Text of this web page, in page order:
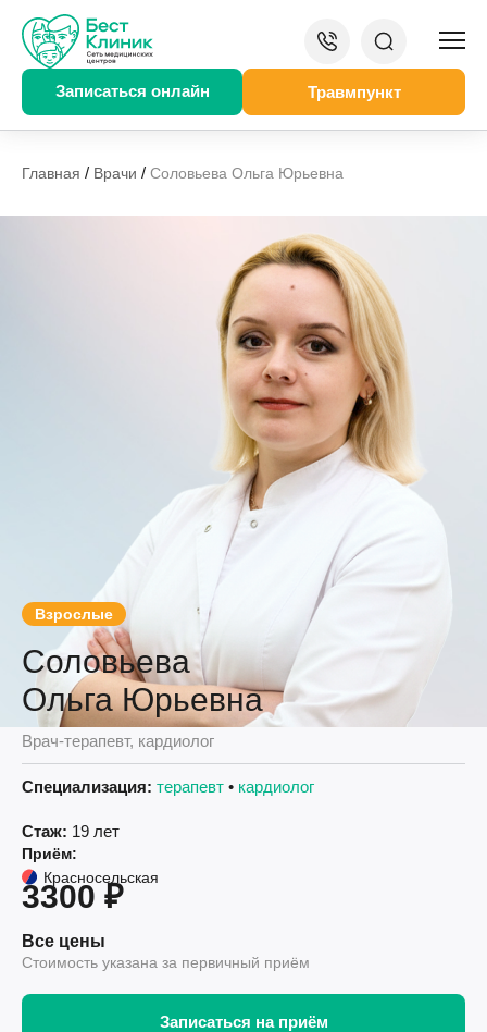
Записаться онлайн Травмпункт
Главная / Врачи / Соловьева Ольга Юрьевна
Взрослые
Соловьева
Ольга Юрьевна
Врач-терапевт, кардиолог
Специализация: терапевт • кардиолог
Стаж: 19 лет
Приём:
Красносельская
3300 ₽
Все цены
Стоимость указана за первичный приём
Записаться на приём